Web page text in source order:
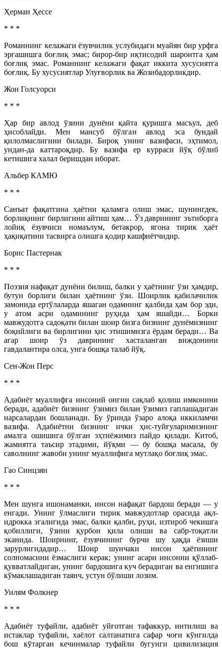
Ҳерман Ҳессе
* * *
Романнинг келажаги ёзувчилик услубидаги муайян бир урф­га
эргашишга боғлиқ эмас; бирор-бир иқтисодий шароитга ҳам
боғлиқ эмас. Романнинг келажаги фақат иккита хусусиятга
боғлиқ. Бу хусусиятлар Улуғворлик ва Жозибадорликдир.
Жон Голсуорси
* * *
Ҳар бир авлод ўзини дунёни қайта қуришга масъул, деб
ҳисоблайди. Мен мансуб бўлган авлод эса бундай
қилолмаслигини билади. Бироқ унинг вазифаси, эҳтимол,
ундан-да каттароқдир. Бу вазифа ер курраси йўқ бўлиб
кетишига халал беришдан иборат.
Альбер КАМЮ
* * *
Санъат фақатгина ҳаётни қаламга олиш эмас, шунингдек,
борлиқнинг бирлигини айтиш ҳам… Ўз даврининг эътиборга
лойиқ ёзувчиси номаълум, бетакрор, ягона тирик ҳаёт
ҳақиқатини тасвирга олишга қодир кашфиётчидир.
Борис Пастернак
* * *
Поэзия нафақат дунёни билиш, балки у ҳаётнинг ўзи ҳамдир,
бутун борлиғи билан ҳаётнинг ўзи. Шоирлик қабилачилик
замонида ертўлаларда яшаган одамнинг қалбида ҳам бор эди,
у атом асри одамининг руҳида ҳам яшайди… Борки
мавжудотга садоқати билан шоир бизга бизнинг дунёмизнинг
боқийлиги ва бирлигини ҳис этишимизга ёрдам беради… Ва
агар шоир ўз даврининг хасталанган виждонини
гавдалантира олса, унга бошқа талаб йўқ.
Сен-Жон Перс
* * *
Адабиёт муаллифга инсоний онгни сақлаб қолиш имконини
беради, адабиёт бизнинг ўзимиз билан ўзимиз гаплашадиган
нарсалардан бошланади. Бу ўринда ўзаро алоқа иккиламчи
вазифа. Адабиётни бизнинг ички ҳис-туйғуларимизнинг
амалга ошишига бўлган эҳтиёжимиз пайдо қилади. Китоб,
жамиятга таъсир этадими, йўқми — бу бошқа масала, бу
саволнинг жавоби унинг муаллифига мутлақо боғлиқ эмас.
Гао Синцзян
* * *
Мен шунга ишонаманки, инсон нафақат бардош беради — у
енгади. Унинг ўлмаслиги тирик мавжудотлар орасида ақл-
идрокка эгалигида эмас, балки қалби, руҳи, изтироб чекишга
қобиллиги, ўзини қурбон қила олиши ва сабр-тоқатли
эканида. Шоирнинг, ёзувчининг бурчи шу ҳақда ёзиши
зарурлигидадир… Шоир шунчаки инсон ҳаётининг
солномасини ёзмаслиги керак; унинг асари инсонни қўллаб-
қувватлайдиган, унинг бардошига куч берадиган ва енгишига
кўмаклашадиган таянч, устун бўлиши лозим.
Уилям Фолкнер
* * *
Адабиёт туфайли, адабиёт уйғотган тафаккур, интилиш ва
истаклар туфайли, хаёлот салтанатига сафар чоғи кўнгилда
бош кўтарган кечинмалар туфайли бугунги цивилизация